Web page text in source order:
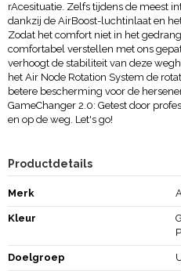
rAcesituatie. Zelfs tijdens de meest
dankzij de AirBoost-luchtinlaat en
Zodat het comfort niet in het
comfortabel verstellen met ons
verhoogt de stabiliteit van deze
het Air Node Rotation System de
betere bescherming voor de
GameChanger 2.0: Getest door
en op de weg. Let's go!
Productdetails
Merk
Kleur
Doelgroep